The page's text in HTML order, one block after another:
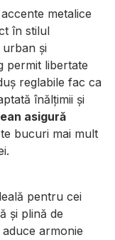
metalice
în stilul
și
permit libertate
reglabile fac ca
înălțimii și
asigură
bucuri mai mult
pentru cei
și plină de
armonie